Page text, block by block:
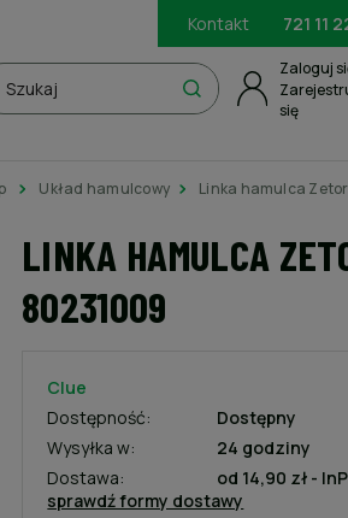
Kontakt 721 11
się
Zaloguj
Układ hamulcowy Linka hamulca
LINKA HAMULCA
80231009
Clue
Dostępność:
Dostępny
Wysyłka w:
24 godziny
Dostawa:
od 14,90 zł -
sprawdź formy dostawy